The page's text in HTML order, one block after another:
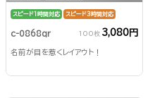
スピード1時間対応 スピード3時間対応
c-0868qr 100枚 3,080円
名前が目を惹くレイアウト！